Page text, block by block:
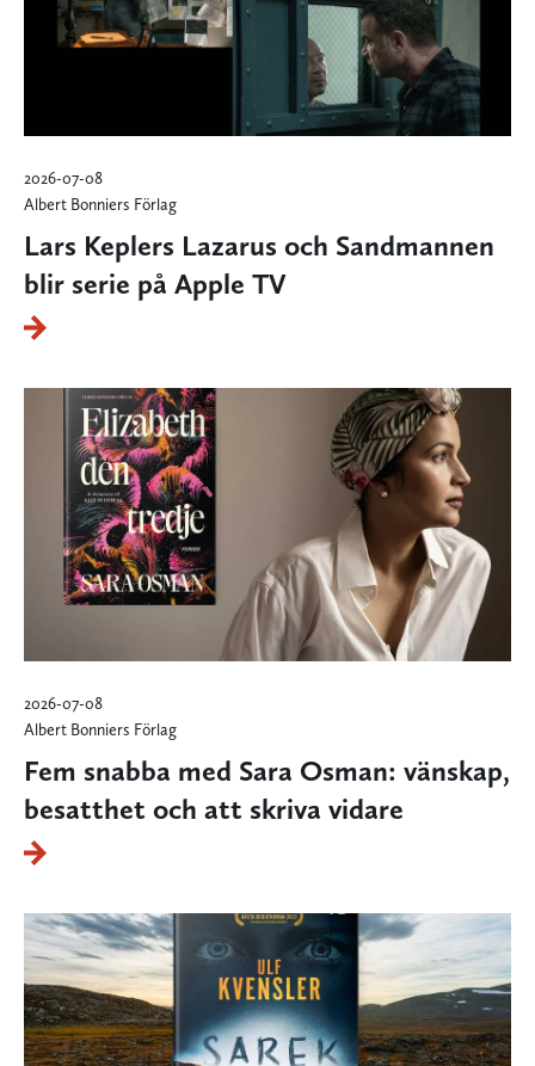
2026-07-08
Albert Bonniers Förlag
Lars Keplers Lazarus och Sandmannen
blir serie på Apple TV
2026-07-08
Albert Bonniers Förlag
Fem snabba med Sara Osman: vänskap,
besatthet och att skriva vidare